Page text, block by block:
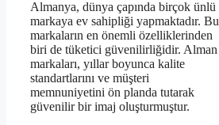
Almanya, dünya çapında birçok ünlü
markaya ev sahipliği yapmaktadır. Bu
markaların en önemli özelliklerinden
biri de tüketici güvenilirliğidir. Alman
markaları, yıllar boyunca kalite
standartlarını ve müşteri
memnuniyetini ön planda tutarak
güvenilir bir imaj oluşturmuştur.